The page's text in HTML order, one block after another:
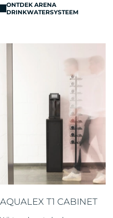
ONTDEK ARENA
DRINKWATERSYSTEEM
AQUALEX T1 CABINET